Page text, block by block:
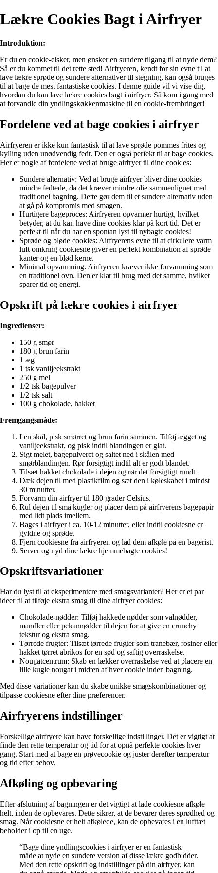
Lækre Cookies Bagt i Airfryer
Introduktion:
Er du en cookie-elsker, men ønsker en sundere tilgang til at nyde dem?
Så er du kommet til det rette sted! Airfryeren, kendt for sin evne til at
lave lækre sprøde og sundere alternativer til stegning, kan også bruges
til at bage de mest fantastiske cookies. I denne guide vil vi vise dig,
hvordan du kan lave lækre cookies bagt i airfryer. Så kom i gang med
at forvandle din yndlingskøkkenmaskine til en cookie-frembringer!
Fordelene ved at bage cookies i airfryer
Airfryeren er ikke kun fantastisk til at lave sprøde pommes frites og
kylling uden unødvendig fedt. Den er også perfekt til at bage cookies.
Her er nogle af fordelene ved at bruge airfryer til dine cookies:
Sundere alternativ: Ved at bruge airfryer bliver dine cookies
mindre fedtede, da det kræver mindre olie sammenlignet med
traditionel bagning. Dette gør dem til et sundere alternativ uden
at gå på kompromis med smagen.
Hurtigere bageproces: Airfryeren opvarmer hurtigt, hvilket
betyder, at du kan have dine cookies klar på kort tid. Det er
perfekt til når du har en spontan lyst til nybagte cookies!
Sprøde og bløde cookies: Airfryerens evne til at cirkulere varm
luft omkring cookiesne giver en perfekt kombination af sprøde
kanter og en blød kerne.
Minimal opvarmning: Airfryeren kræver ikke forvarmning som
en traditionel ovn. Den er klar til brug med det samme, hvilket
sparer tid og energi.
Opskrift på lækre cookies i airfryer
Ingredienser:
150 g smør
180 g brun farin
1 æg
1 tsk vaniljeekstrakt
250 g mel
1/2 tsk bagepulver
1/2 tsk salt
100 g chokolade, hakket
Fremgangsmåde:
I en skål, pisk smørret og brun farin sammen. Tilføj ægget og
vaniljeekstrakt, og pisk indtil blandingen er glat.
Sigt melet, bagepulveret og saltet ned i skålen med
smørblandingen. Rør forsigtigt indtil alt er godt blandet.
Tilsæt hakket chokolade i dejen og rør det forsigtigt rundt.
Dæk dejen til med plastikfilm og sæt den i køleskabet i mindst
30 minutter.
Forvarm din airfryer til 180 grader Celsius.
Rul dejen til små kugler og placer dem på airfryerens bagepapir
med lidt plads imellem.
Bages i airfryer i ca. 10-12 minutter, eller indtil cookiesne er
gyldne og sprøde.
Fjern cookiesne fra airfryeren og lad dem afkøle på en bagerist.
Server og nyd dine lækre hjemmebagte cookies!
Opskriftsvariationer
Har du lyst til at eksperimentere med smagsvarianter? Her er et par
ideer til at tilføje ekstra smag til dine airfryer cookies:
Chokolade-nødder: Tilføj hakkede nødder som valnødder,
mandler eller pekannødder til dejen for at give en crunchy
tekstur og ekstra smag.
Tørrede frugter: Tilsæt tørrede frugter som tranebær, rosiner eller
hakket tørret abrikos for en sød og saftig overraskelse.
Nougatcentrum: Skab en lækker overraskelse ved at placere en
lille kugle nougat i midten af hver cookie inden bagning.
Med disse variationer kan du skabe unikke smagskombinationer og
tilpasse cookiesne efter dine præferencer.
Airfryerens indstillinger
Forskellige airfryere kan have forskellige indstillinger. Det er vigtigt at
finde den rette temperatur og tid for at opnå perfekte cookies hver
gang. Start med at bage en prøvecookie og juster derefter temperatur
og tid efter behov.
Afkøling og opbevaring
Efter afslutning af bagningen er det vigtigt at lade cookiesne afkøle
helt, inden de opbevares. Dette sikrer, at de bevarer deres sprødhed og
smag. Når cookiesne er helt afkølede, kan de opbevares i en lufttæt
beholder i op til en uge.
“Bage dine yndlingscookies i airfryer er en fantastisk
måde at nyde en sundere version af disse lækre godbidder.
Med den rette opskrift og indstillinger på din airfryer, kan